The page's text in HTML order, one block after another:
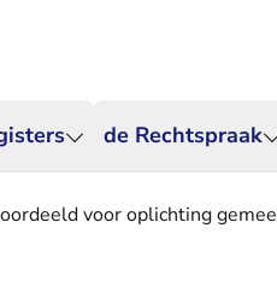
de Rechtspraak
voor oplichting